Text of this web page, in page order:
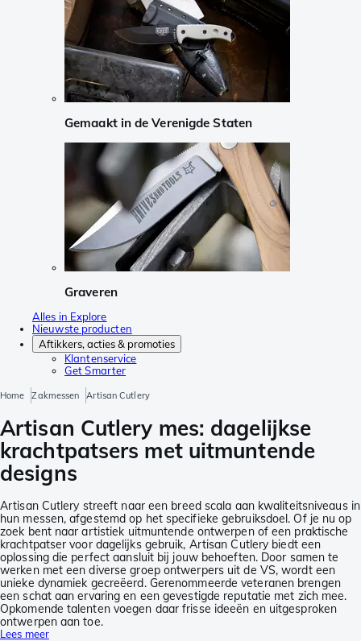
Gemaakt in de Verenigde Staten
Graveren
Alles in Explore
Nieuwste producten
Aftikkers, acties & promoties
Klantenservice
Get Smarter
Home Zakmessen Artisan Cutlery
Artisan Cutlery mes: dagelijkse
krachtpatsers met uitmuntende
designs
Artisan Cutlery streeft naar een breed scala aan kwaliteitsniveaus in
hun messen, afgestemd op het specifieke gebruiksdoel. Of je nu op
zoek bent naar artistiek uitmuntende ontwerpen of een praktische
krachtpatser voor dagelijks gebruik, Artisan Cutlery biedt een
oplossing die perfect aansluit bij jouw behoeften. Door samen te
werken met een diverse groep ontwerpers uit de VS, wordt een
unieke dynamiek gecreëerd. Gerenommeerde veteranen brengen
een schat aan ervaring en een gevestigde reputatie met zich mee.
Opkomende talenten voegen daar frisse ideeën en uitgesproken
ontwerpen aan toe.
Lees meer